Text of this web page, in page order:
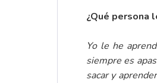
¿Qué persona
Yo le he
siempre es
sacar y